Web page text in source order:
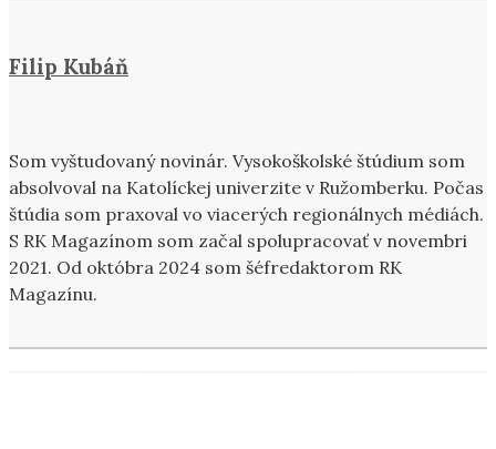
Filip Kubáň
Som vyštudovaný novinár. Vysokoškolské štúdium som
absolvoval na Katolíckej univerzite v Ružomberku. Počas
štúdia som praxoval vo viacerých regionálnych médiách.
S RK Magazínom som začal spolupracovať v novembri
2021. Od októbra 2024 som šéfredaktorom RK
Magazínu.